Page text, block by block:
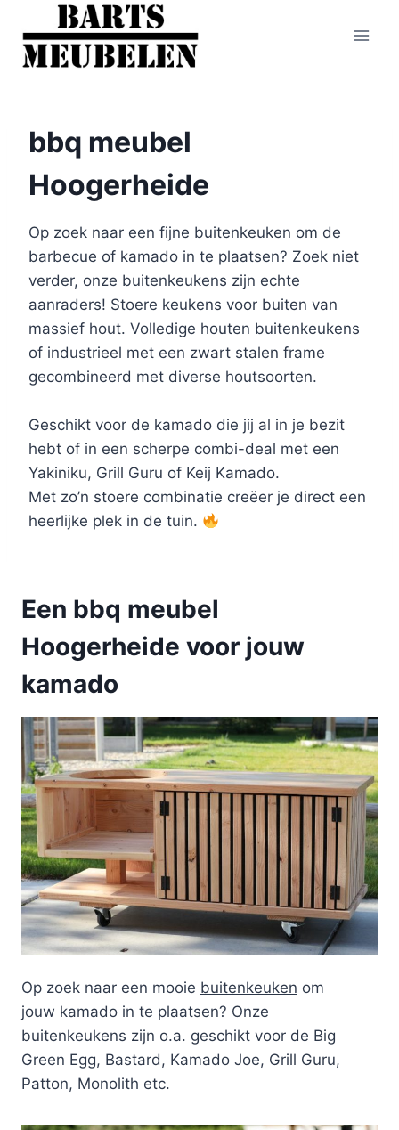
Doorgaan
naar
inhoud
bbq meubel
Hoogerheide
Op zoek naar een fijne buitenkeuken om de
barbecue of kamado in te plaatsen? Zoek niet
verder, onze buitenkeukens zijn echte
aanraders! Stoere keukens voor buiten van
massief hout. Volledige houten buitenkeukens
of industrieel met een zwart stalen frame
gecombineerd met diverse houtsoorten.
Geschikt voor de kamado die jij al in je bezit
hebt of in een scherpe combi-deal met een
Yakiniku, Grill Guru of Keij Kamado.
Met zo’n stoere combinatie creëer je direct een
heerlijke plek in de tuin.
Een bbq meubel
Hoogerheide voor jouw
kamado
Op zoek naar een mooie buitenkeuken om
jouw kamado in te plaatsen? Onze
buitenkeukens zijn o.a. geschikt voor de Big
Green Egg, Bastard, Kamado Joe, Grill Guru,
Patton, Monolith etc.